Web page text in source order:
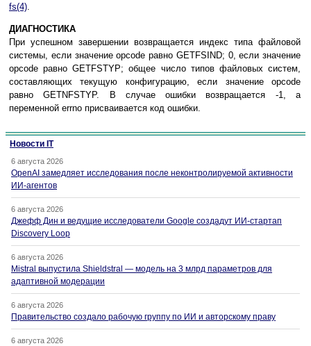
fs(4).
ДИАГНОСТИКА
При успешном завершении возвращается индекс типа файловой
системы, если значение opcode равно GETFSIND; 0, если значение
opcode равно GETFSTYP; общее число типов файловых систем,
составляющих текущую конфигурацию, если значение opcode
равно GETNFSTYP. В случае ошибки возвращается -1, а
переменной errno присваивается код ошибки.
Новости IT
6 августа 2026
OpenAI замедляет исследования после неконтролируемой активности
ИИ-агентов
6 августа 2026
Джефф Дин и ведущие исследователи Google создадут ИИ-стартап
Discovery Loop
6 августа 2026
Mistral выпустила Shieldstral — модель на 3 млрд параметров для
адаптивной модерации
6 августа 2026
Правительство создало рабочую группу по ИИ и авторскому праву
6 августа 2026